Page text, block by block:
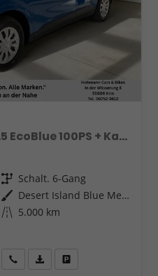
Trend Kastenwagen 1.5 EcoBlue 100PS + Kamera+Winterpaket
Getriebe Schalt. 6-Gang
Außenfarbe
Desert Island Blue Metallic
Kilometerstand 5.000 km
Wir rufen Sie anFahrzeugexposé (PDF)